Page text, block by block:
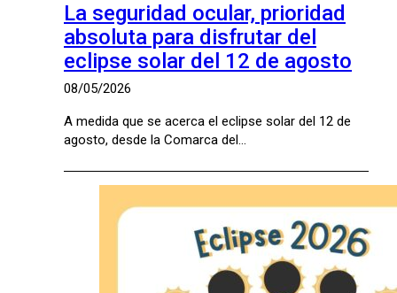
La seguridad ocular, prioridad
absoluta para disfrutar del
eclipse solar del 12 de agosto
08/05/2026
A medida que se acerca el eclipse solar del 12 de
agosto, desde la Comarca del…